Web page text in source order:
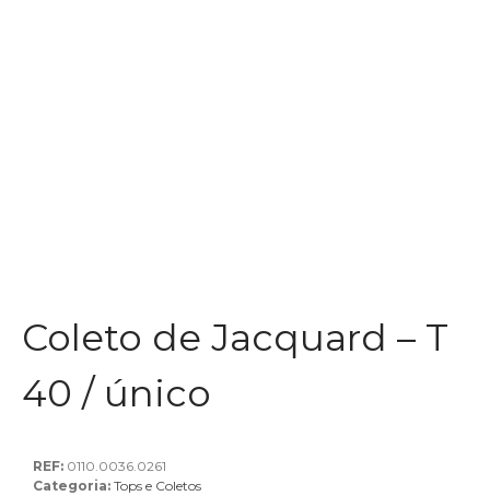
Coleto de Jacquard – T
40 / único
REF: 0110.0036.0261
Categoria: Tops e Coletos